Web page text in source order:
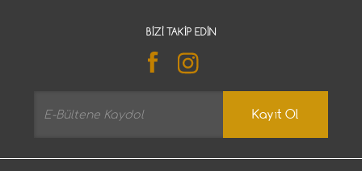
BIZI TAKIP EDIN
Kayıt Ol